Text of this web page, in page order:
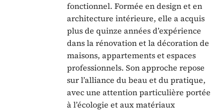
fonctionnel. Formée en design et en
architecture intérieure, elle a acquis
plus de quinze années d’expérience
dans la rénovation et la décoration de
maisons, appartements et espaces
professionnels. Son approche repose
sur l’alliance du beau et du pratique,
avec une attention particulière portée
à l’écologie et aux matériaux